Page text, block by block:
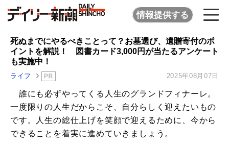
情報提供する
死ぬまでにやるべきことって？お墓選び、遺贈寄付のポ
イントを解説！ 図書カード3,000円が当たるアンケート
も実施中！
ライフ 2025年08月07日
誰にも必ずやってくる人生のグランドフィナーレ。
一度限りの人生だからこそ、自分らしく迎えたいもの
です。人生の総仕上げを笑顔で迎えるために、今から
できることを着実に進めていきましょう。